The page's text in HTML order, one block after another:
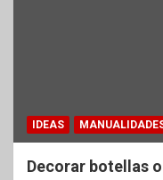
IDEAS
Decorar botellas